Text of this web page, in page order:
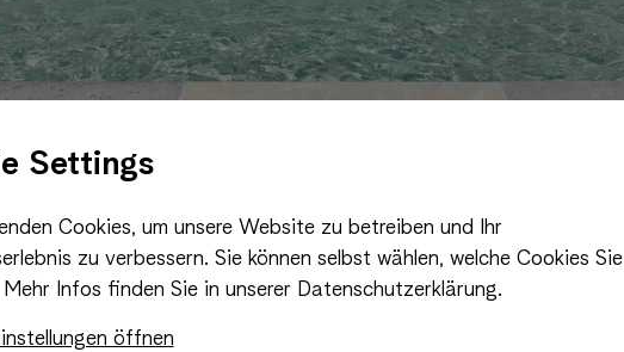
Settings
Cookies, um unsere Website zu betreiben und Ihr
zu verbessern. Sie können selbst wählen, welche Cookies Sie
Mehr Infos finden Sie in unserer Datenschutzerklärung.
öffnen